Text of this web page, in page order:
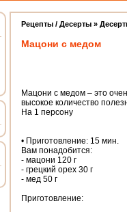
Рецепты / Десерты »
Мацони с медом
Мацони с медом – это
высокое количество
На 1 персону
• Приготовление: 15 мин.
Вам понадобится:
- мацони 120 г
- грецкий орех 30 г
- мед 50 г
Приготовление: